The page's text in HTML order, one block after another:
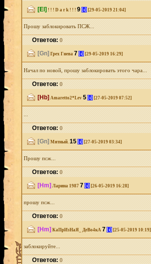
[El] ! ! ! D a r k ! ! ! 9 [i] [29-05-2019 21:04]
Прошу заблокировать ПСЖ...
Ответов:0
[Gn] Грех Гнева 7 [i] [29-05-2019 16:29]
Начал по новой, прошу заблокировать этого чара...
Ответов:0
[Hb] Amaretto2*Lev 5 [i] [27-05-2019 07:52]
...
Ответов:0
[Gn] Мятный. 15 [i] [27-05-2019 03:34]
Прошу псж...
Ответов:0
[Hm] Ларина 1987 7 [i] [26-05-2019 16:28]
прошу псж...
Ответов:0
[Hm] КаПрИзНаЯ_ ДеВо4кА 7 [i] [25-05-2019 10:19]
заблокируйте...
Ответов:0